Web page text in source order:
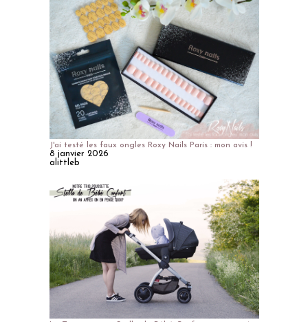
J'ai testé les faux ongles Roxy Nails Paris : mon avis !
8 janvier 2026
alittleb